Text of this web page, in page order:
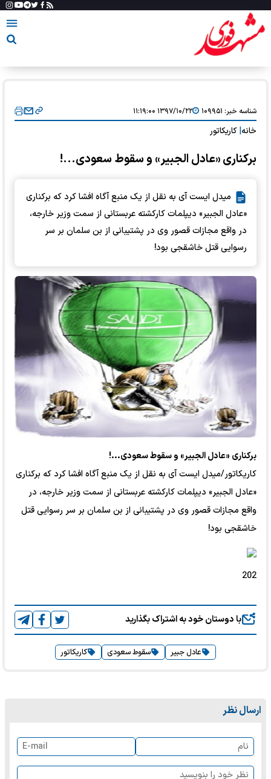
شناسه خبر: ۱۰۹۹۵۱ ۱۳۹۷/۱۰/۲۲ ۱۱:۱۹:۰۰
خانه کاریکاتور
برکناری «عادل الجبیر» و سقوط سعودی...!
میدل ایست آی به نقل از یک منبع آگاه افشا کرد که برکناری
«عادل الجبیر» دیپلمات کارکشته عربستانی از سمت وزیر خارجه،
در واقع مجازات قصور وی در پشتیبانی از بن سلمان بر سر
رسوایی قتل خاشقجی بود!
برکناری «عادل الجبیر» و سقوط سعودی...!
کاریکاتور/میدل ایست آی به نقل از یک منبع آگاه افشا کرد که برکناری
«عادل الجبیر» دیپلمات کارکشته عربستانی از سمت وزیر خارجه، در
واقع مجازات قصور وی در پشتیبانی از بن سلمان بر سر رسوایی قتل
خاشقجی بود!
202
با دوستان خود به اشتراک بگذارید
عادل جبیر سقوط سعودی کاریکاتور
ارسال نظر